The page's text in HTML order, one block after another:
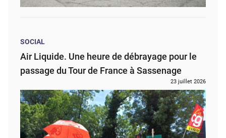
SOCIAL
Air Liquide. Une heure de débrayage pour le
passage du Tour de France à Sassenage
23 juillet 2026